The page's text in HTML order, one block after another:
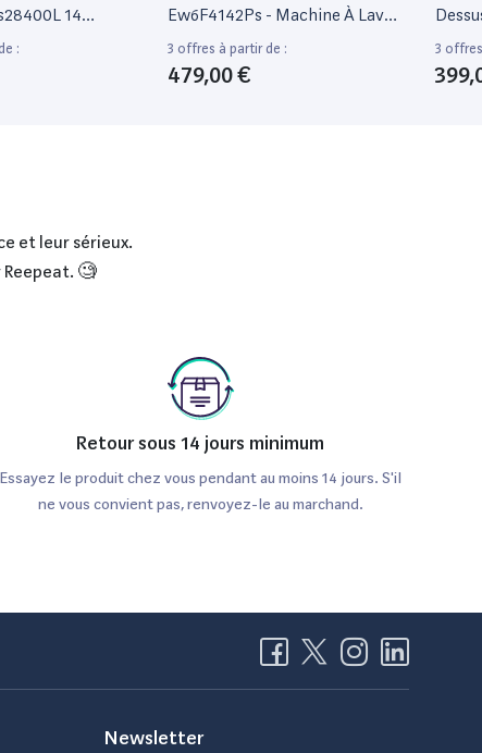
14
:
Ew6F4142Ps - Machine À Laver
- Largeur : 60 Cm - Profondeur :
66 Cm - Hauteur : 85 Cm -
Chargement Frontal - 68 Litres
3 offres à partir de :
479,00 €
700
3
et leur sérieux.
🧐
Retour sous 14 jours minimum
Essayez le produit chez vous pendant au moins 14 jours. S'il
ne vous convient pas, renvoyez-le au marchand.
Newsletter